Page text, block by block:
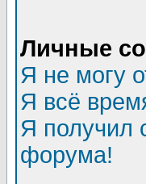
Личные
Я не могу
Я всё
Я получил
форума!